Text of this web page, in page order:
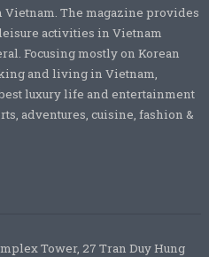
The magazine provides
activities in Vietnam
Focusing mostly on Korean
and living in Vietnam,
luxury life and entertainment
adventures, cuisine, fashion &
Tower, 27 Tran Duy Hung